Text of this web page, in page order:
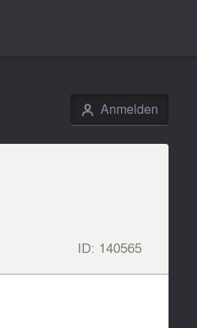
👤 Anmelden
ID: 140565